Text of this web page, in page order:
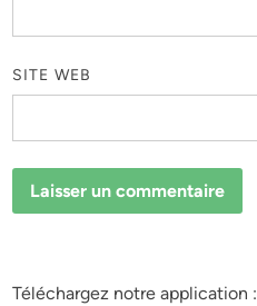
SITE WEB
Téléchargez notre application :